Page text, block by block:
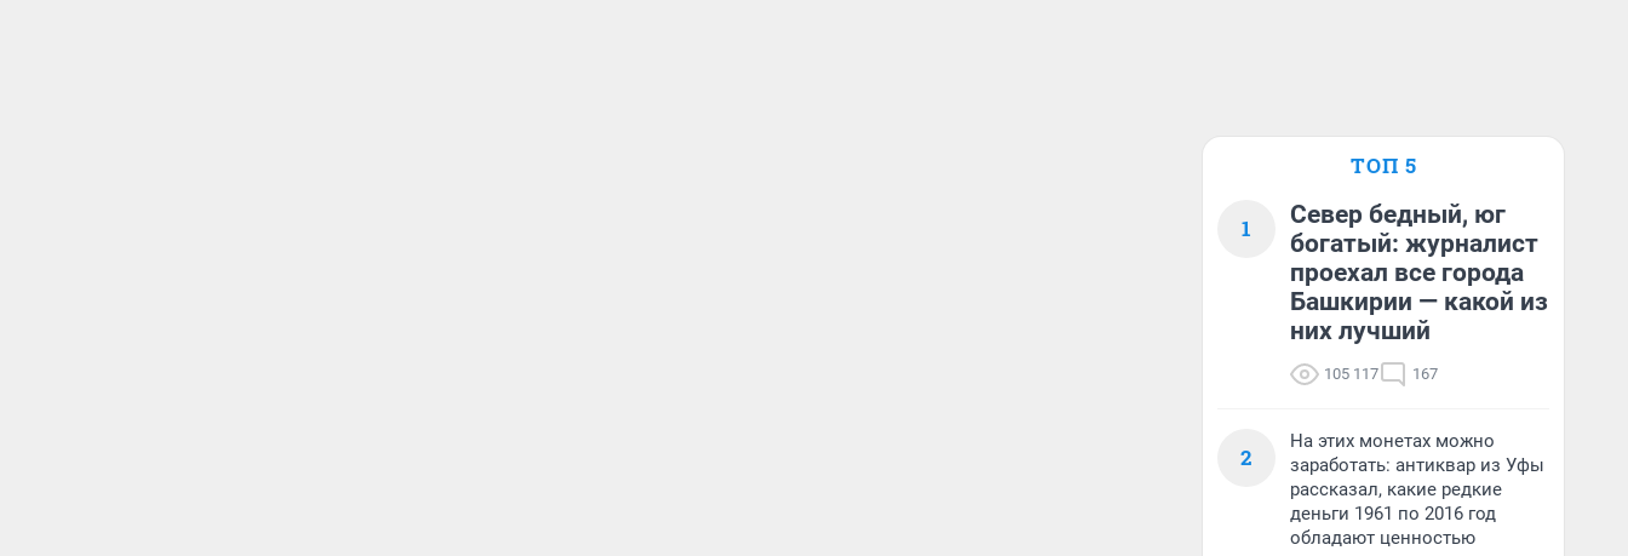
ТОП 5
1
Север бедный, юг
богатый: журналист
проехал все города
Башкирии — какой из
них лучший
105 117 167
2
На этих монетах можно
заработать: антиквар из Уфы
рассказал, какие редкие
деньги 1961 по 2016 год
обладают ценностью